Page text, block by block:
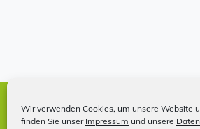
Wir verwenden Cookies, um unsere Website
finden Sie unser Impressum und unsere